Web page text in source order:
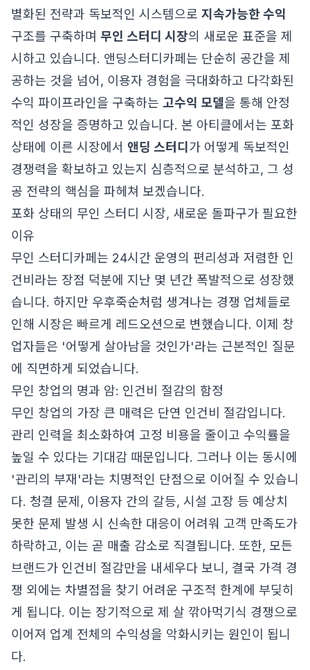
별화된 전략과 독보적인 시스템으로 지속가능한 수익
구조를 구축하며 무인 스터디 시장의 새로운 표준을 제
시하고 있습니다. 앤딩스터디카페는 단순히 공간을 제
공하는 것을 넘어, 이용자 경험을 극대화하고 다각화된
수익 파이프라인을 구축하는 고수익 모델을 통해 안정
적인 성장을 증명하고 있습니다. 본 아티클에서는 포화
상태에 이른 시장에서 앤딩 스터디 가 어떻게 독보적인
경쟁력을 확보하고 있는지 심층적으로 분석하고, 그 성
공 전략의 핵심을 파헤쳐 보겠습니다.
포화 상태의 무인 스터디 시장, 새로운 돌파구가 필요한
이유
무인 스터디카페는 24시간 운영의 편리성과 저렴한 인
건비라는 장점 덕분에 지난 몇 년간 폭발적으로 성장했
습니다. 하지만 우후죽순처럼 생겨나는 경쟁 업체들로
인해 시장은 빠르게 레드오션으로 변했습니다. 이제 창
업자들은 '어떻게 살아남을 것인가'라는 근본적인 질문
에 직면하게 되었습니다.
무인 창업의 명과 암: 인건비 절감의 함정
무인 창업의 가장 큰 매력은 단연 인건비 절감입니다.
관리 인력을 최소화하여 고정 비용을 줄이고 수익률을
높일 수 있다는 기대감 때문입니다. 그러나 이는 동시에
'관리의 부재'라는 치명적인 단점으로 이어질 수 있습니
다. 청결 문제, 이용자 간의 갈등, 시설 고장 등 예상치
못한 문제 발생 시 신속한 대응이 어려워 고객 만족도가
하락하고, 이는 곧 매출 감소로 직결됩니다. 또한, 모든
브랜드가 인건비 절감만을 내세우다 보니, 결국 가격 경
쟁 외에는 차별점을 찾기 어려운 구조적 한계에 부딪히
게 됩니다. 이는 장기적으로 제 살 깎아먹기식 경쟁으로
이어져 업계 전체의 수익성을 악화시키는 원인이 됩니
다.